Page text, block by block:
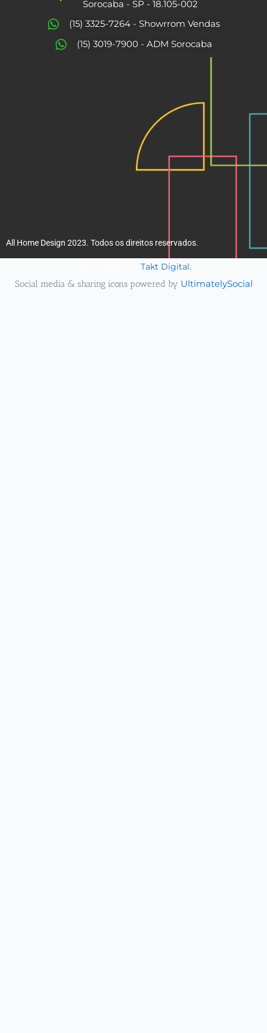
o
o
g
r
Sorocaba - SP - 18.105-002
(15) 3325-7264 - Showrrom Vendas
(15) 3019-7900 - ADM Sorocaba
All Home Design 2023. Todos os direitos reservados.
Takt Digital.
Social media & sharing icons powered by UltimatelySocial